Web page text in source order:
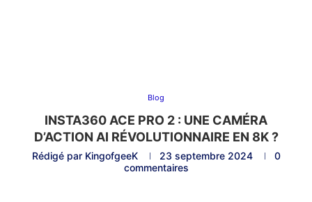
Blog
INSTA360 ACE PRO 2 : UNE CAMÉRA
D’ACTION AI RÉVOLUTIONNAIRE EN 8K ?
Rédigé par KingofgeeK 23 septembre 2024
0
commentaires